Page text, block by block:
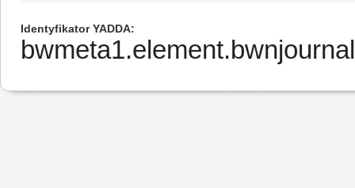
Identyfikator YADDA